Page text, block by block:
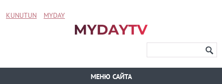
KUNUTUN MYDAY
МЕНЮ САЙТА